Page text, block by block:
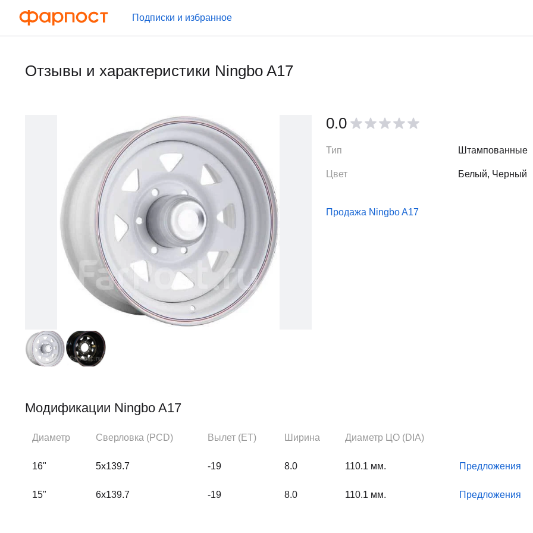
Подписки и избранное
Отзывы и характеристики Ningbo A17
0.0
Тип Штампованные
Цвет Белый, Черный
Продажа Ningbo A17
Модификации Ningbo A17
Диаметр Сверловка (PCD) Вылет (ЕТ) Ширина Диаметр ЦО (DIA)
16" 5x139.7 -19 8.0 110.1 мм. Предложения
15" 6x139.7 -19 8.0 110.1 мм. Предложения